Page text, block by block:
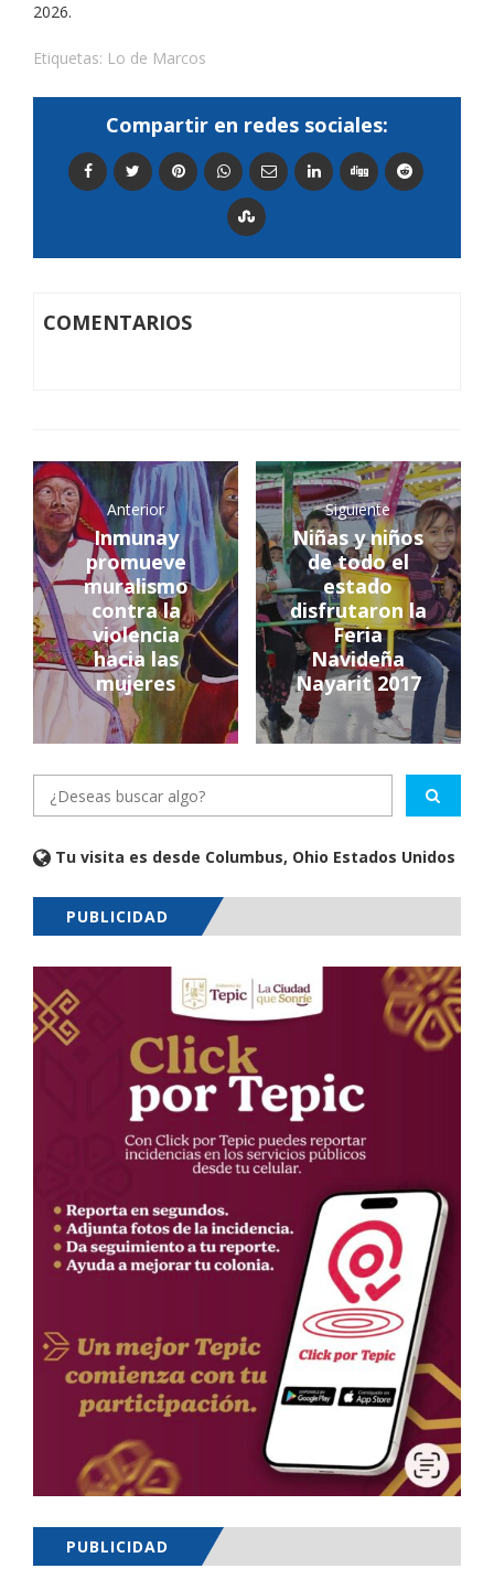
2026.
Etiquetas: Lo de Marcos
Compartir en redes sociales:
COMENTARIOS
Anterior
Inmunay
promueve
muralismo
contra la
violencia
hacia las
mujeres
Siguiente
Niñas y niños
de todo el
estado
disfrutaron la
Feria
Navideña
Nayarit 2017
Tu visita es desde Columbus, Ohio Estados Unidos
PUBLICIDAD
PUBLICIDAD